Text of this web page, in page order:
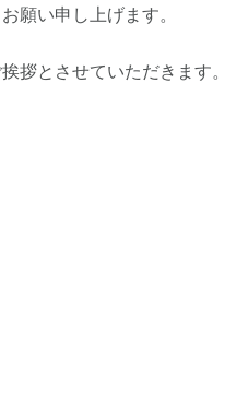
願い申し上げます。
拶とさせていただきます。